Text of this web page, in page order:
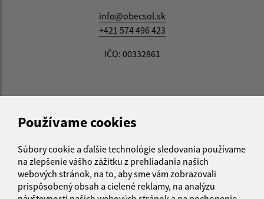
Používame cookies
Súbory cookie a ďalšie technológie sledovania používame
na zlepšenie vášho zážitku z prehliadania našich
webových stránok, na to, aby sme vám zobrazovali
prispôsobený obsah a cielené reklamy, na analýzu
info@obecsol.sk
+421 574 496 423
IČO: 00332861
Vyhlásenie o prístupnosti
Ochrana osobných údajov
Navigácia:
Vytlačiť aktuálnu stránku